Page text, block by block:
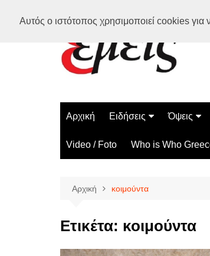
Αυτός ο ιστότοπος χρησιμοποιεί cookies για
Αρχική Ειδήσεις
Ελλάδα
Διεθνή
Όψεις
Διάστημα
Επιστήμη
Video / Foto Who is Who
Αρχική κοιμούντα
Ετικέτα: κοιμούντα